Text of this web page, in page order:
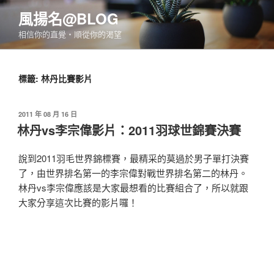
跳
要
風揚名@BLOG
相信你的直覺‧順從你的渴望
標籤: 林丹比賽影片
發
佈
於
2011 年 08 月 16 日
林丹vs李宗偉影片：2011羽球世錦賽決賽
說到2011羽毛世界錦標賽，最精采的莫過於男子單打決賽
了，由世界排名第一的李宗偉對戰世界排名第二的林丹。
林丹vs李宗偉應該是大家最想看的比賽組合了，所以就跟
大家分享這次比賽的影片囉！